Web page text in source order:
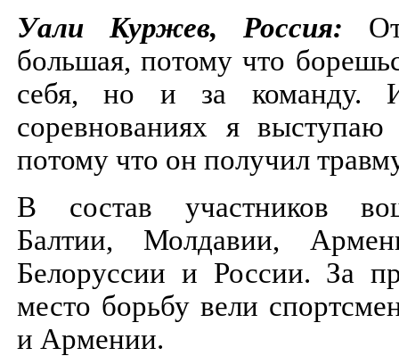
Уали Куржев, Россия:
большая, потому что
себя, но и за команду.
соревнованиях я выступаю
потому что он получил
В состав участников
Балтии, Молдавии,
Белоруссии и России. За
место борьбу вели
и Армении.